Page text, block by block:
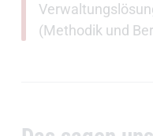
(Methodik und